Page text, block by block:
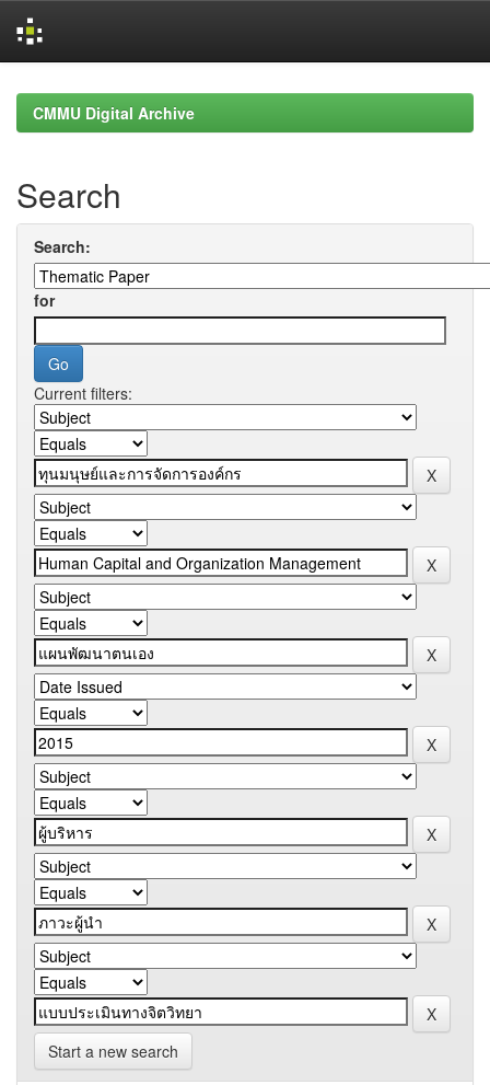
navigationCMMU Digital Archive
Search
Search:
for
Current filters:
Start a new search